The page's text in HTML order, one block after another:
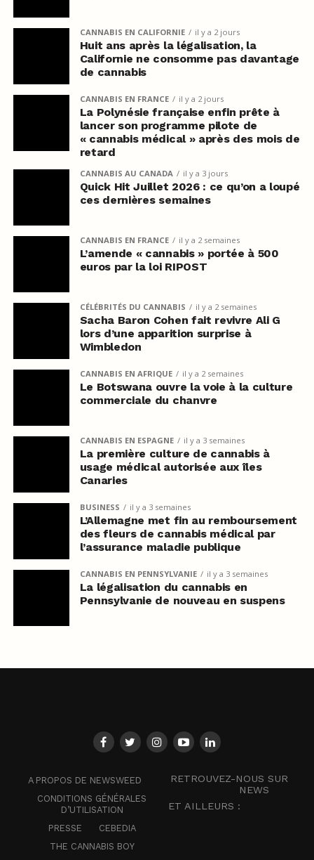
CANNABIS EN CALIFORNIE il y a 2 jours
Huit ans après la légalisation, la
Californie ne consomme pas davantage
de cannabis
CANNABIS EN FRANCE il y a 2 jours
La Polynésie française enfin prête à
lancer son programme pilote de
« cannabis médical » après des mois de
retard
CANNABIS AU CANADA il y a 3 jours
Quick Hit Juillet 2026 : ce qu’on a loupé
ces dernières semaines
CANNABIS EN FRANCE il y a 2 semaines
L’amende « cannabis » portée à 500
euros par la loi RIPOST
CÉLÉBRITÉS DU CANNABIS il y a 2 semaines
Sacha Baron Cohen fait revivre Ali G
lors d’une apparition surprise à
Wimbledon
CANNABIS EN AFRIQUE il y a 2 semaines
Le Botswana ouvre la voie à la culture
commerciale du chanvre
CANNABIS EN ESPAGNE il y a 3 semaines
La première culture de cannabis à
usage médical autorisée aux îles
Canaries
BUSINESS il y a 3 semaines
L’Allemagne met fin au remboursement
des fleurs de cannabis médical par
l’assurance maladie publique
CANNABIS EN PENNSYLVANIE il y a 3 semaines
La légalisation du cannabis en
Pennsylvanie de nouveau en suspens
A PROPOS DE NEWSWEED
CONDITIONS GÉNÉRALES
D’UTILISATION
PRESSE
CEBEDIA
THE CANNABIS BOY
RETROUVEZ-NOUS SUR
NEWS
ET AILLEURS :